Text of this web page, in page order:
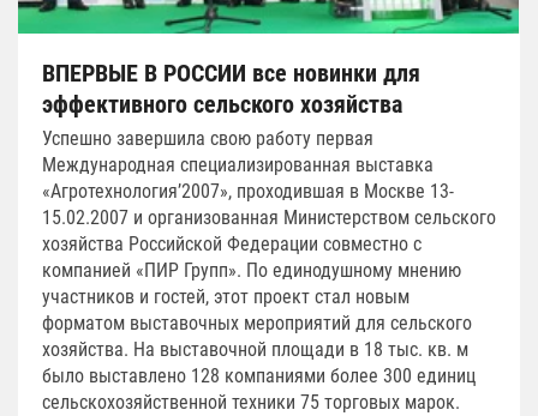
ВПЕРВЫЕ В РОССИИ все новинки для
эффективного сельского хозяйства
Успешно завершила свою работу первая
Международная специализированная выставка
«Агротехнология’2007», проходившая в Москве 13-
15.02.2007 и организованная Министерством сельского
хозяйства Российской Федерации совместно с
компанией «ПИР Групп». По единодушному мнению
участников и гостей, этот проект стал новым
форматом выставочных мероприятий для сельского
хозяйства. На выставочной площади в 18 тыс. кв. м
было выставлено 128 компаниями более 300 единиц
сельскохозяйственной техники 75 торговых марок.